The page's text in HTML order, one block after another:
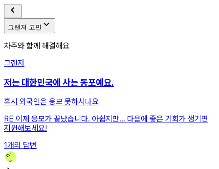
그랜저 고민
차주와 함께 해결해요
그랜저
저는 대한민국에 사는 동포예요.
혹시 외국인은 응모 못하시나요
RE 이제 응모가 끝났습니다. 아쉽지만... 다음에 좋은 기회가 생기면
지원해보세요!
1개의 답변